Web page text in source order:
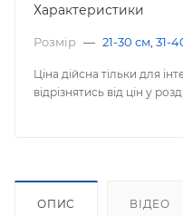
Характеристики
Розмір — 21-30 см 31-
Ціна дійсна тільки для
відрізнятись від цін у
ОПИС ВІДЕО